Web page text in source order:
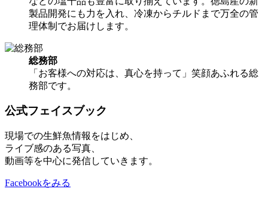
製品開発にも力を入れ、冷凍からチルドまで万全の管
理体制でお届けします。
総務部
「お客様への対応は、真心を持って」笑顔あふれる総
務部です。
公式フェイスブック
現場での生鮮魚情報をはじめ、
ライブ感のある写真、
動画等を中心に発信していきます。
Facebookをみる